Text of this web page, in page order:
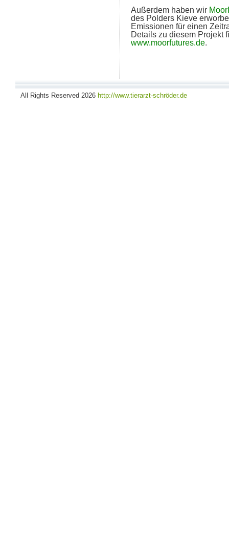
Außerdem haben wir
des Polders Kieve
Emissionen für einen
Details zu diesem Projekt
www.moorfutures.de.
All Rights Reserved 2026 http://www.tierarzt-schröder.de